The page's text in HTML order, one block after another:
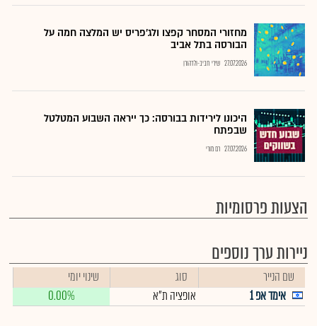
מחזורי המסחר קפצו ולג'פריס יש המלצה חמה על
הבורסה בתל אביב
27.07.2026 שירי חביב-ולדהורן
היכונו לירידות בבורסה: כך ייראה השבוע המטלטל
שבפתח
27.07.2026 רם מורי
הצעות פרסומיות
ניירות ערך נוספים
שם הנייר סוג
שינוי יומי
אימד אפ 1
אופציה ת"א 0.00%